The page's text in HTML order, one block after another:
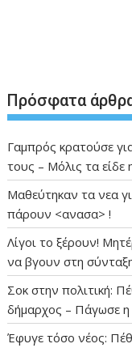
Πρόσφατα
Γαμπρός κρατούσε
τους – Μόλις τα είδε
Μαθεύτηκαν τα νεα
πάρουν <ανασα> !
Λίγοι το ξέρουν!
να βγουν στη
Σοκ στην πολιτική:
δήμαρχος – Πάγωσε
Έφυγε τόσο νέος: